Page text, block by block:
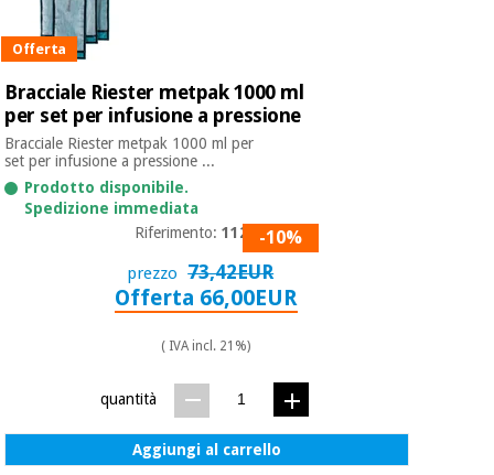
Strumenti
chirurgici
giochi
Armadi
sanitari
Veterinario
Offerta
Bracciale Riester metpak 1000 ml
per set per infusione a pressione
Bracciale Riester metpak 1000 ml per
set per infusione a pressione ...
Prodotto disponibile.
Spedizione immediata
Riferimento:11240-10%
prezzo 73,42EUR
Offerta 66,00EUR
( IVA incl. 21%)
quantità
Aggiungi al carrello